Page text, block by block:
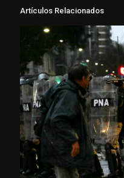
Artículos Relacionados